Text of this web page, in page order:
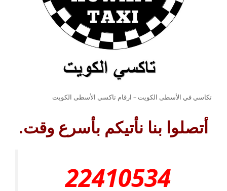
تكاسي في الأسطى الكويت – ارقام تاكسي الأسطى الكويت
أتصلوا بنا نأتيكم بأسرع وقت.
22410534